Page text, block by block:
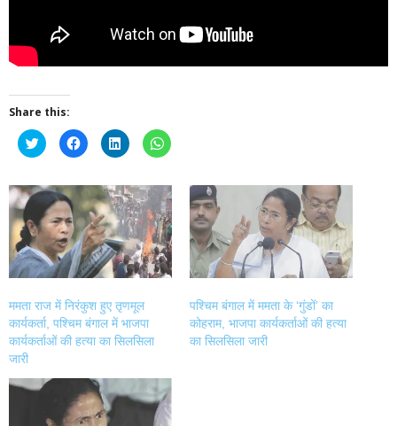
Share this:
Click
to
share
Twitter
(Opens
in
new
window)
Click
to
share
Facebook
(Opens
in
new
window)
Click
to
share
LinkedIn
(Opens
in
new
window)
Click
to
WhatsApp
(Opens
in
new
window)
ममता राज में निरंकुश हुए तृणमूल
कार्यकर्ता, पश्चिम बंगाल में भाजपा
कार्यकर्ताओं की हत्या का सिलसिला
जारी
पश्चिम बंगाल में ममता के ‘गुंडों’ का
कोहराम, भाजपा कार्यकर्ताओं की हत्या
का सिलसिला जारी